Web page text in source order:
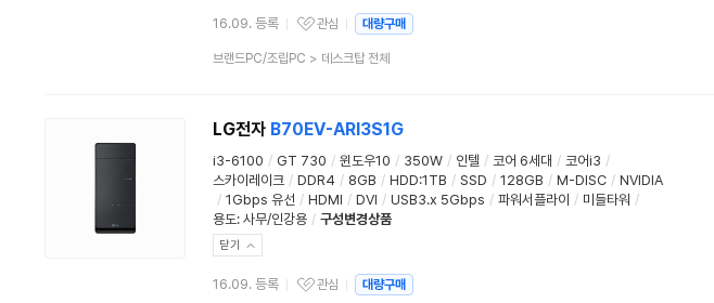
16.09. 등록
관심상품
관심 대량구매
상
브랜드PC/조립PC > 데스크탑 전체
LG전자 B70EV-ARI3S1G
i3-6100 / GT 730 / 윈도우10 / 350W / 인텔 / 코어 6세대 / 코어i3 /
스카이레이크 / DDR4 / 8GB / HDD:1TB / SSD / 128GB / M-DISC / NVIDIA
/ 1Gbps 유선 / HDMI / DVI / USB3.x 5Gbps / 파워서플라이 / 미들타워 /
용도: 사무/인강용 / 구성변경상품
닫기
16.09. 등록
관심상품
관심 대량구매